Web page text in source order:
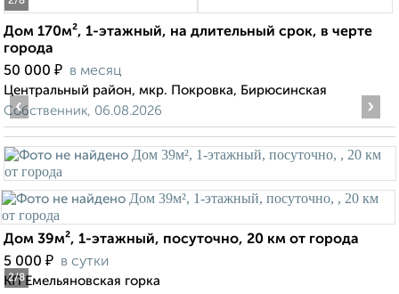
Дом 170м², 1-этажный, на длительный срок, в черте
города
50 000 ₽ в месяц
Центральный район, мкр. Покровка, Бирюсинская
Собственник, 06.08.2026
2/8
‹ ›
Дом 39м², 1-этажный, посуточно, 20 км от города
5 000 ₽ в сутки
КП Емельяновская горка